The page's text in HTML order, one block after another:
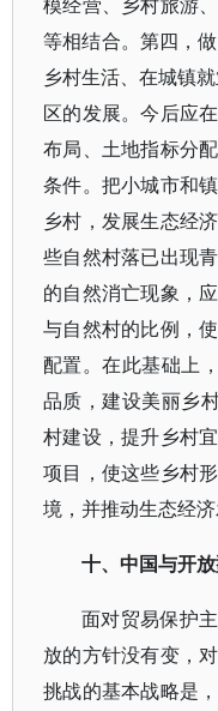
等相结合。第四，
乡村生活、在城镇
区的发展。今后应
布局、土地指标分
条件。把小城市和
乡村，发展生态经
些自然村落已出现
的自然消亡现象，
与自然村的比例，
配置。在此基础上
品质，建设美丽乡
村建设，提升乡村
项目，使这些乡村
境，并推动生态经济
十、中国与开
面对贸易保护
放的方针没有变，
挑战的基本战略是